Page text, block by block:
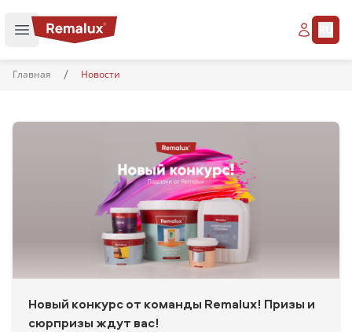
Главная / Новости
Новый конкурс от команды Remalux! Призы и
сюрпризы ждут вас!